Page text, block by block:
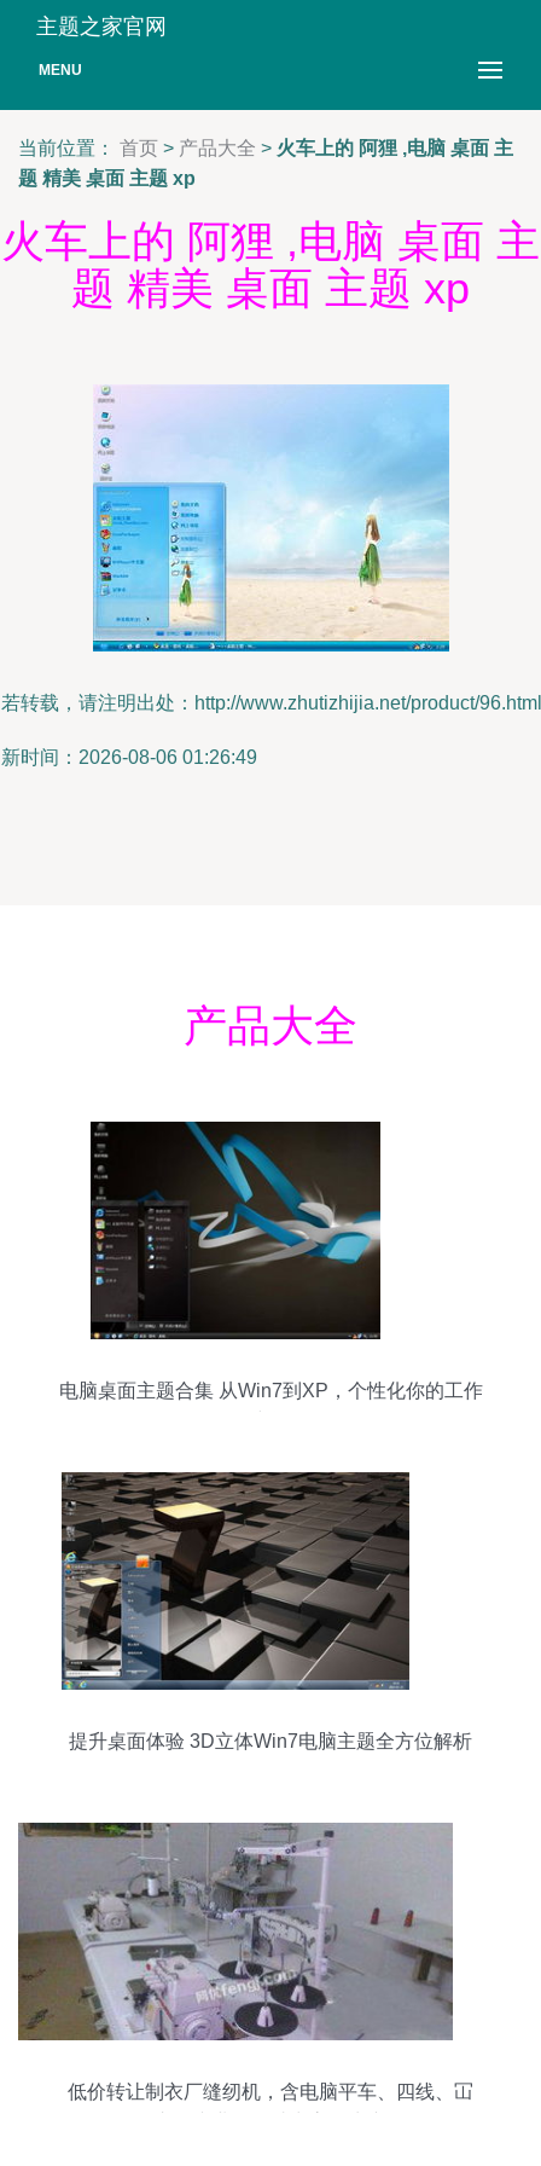
主题之家官网
MENU
当前位置： 首页 > 产品大全 > 火车上的 阿狸 ,电脑 桌面 主
题 精美 桌面 主题 xp
火车上的 阿狸 ,电脑 桌面 主
题 精美 桌面 主题 xp
转载，请注明出处：http://www.zhutizhijia.net/product/96.html
时间：2026-08-06 01:26:49
产品大全
电脑桌面主题合集 从Win7到XP，个性化你的工作
提升桌面体验 3D立体Win7电脑主题全方位解析
低价转让制衣厂缝纫机，含电脑平车、四线、冚